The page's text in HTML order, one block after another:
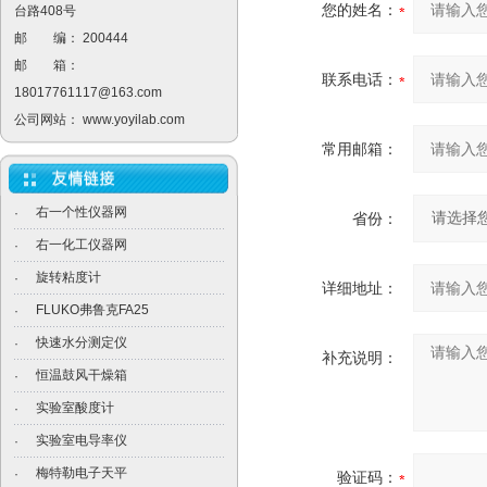
台路408号
邮 编： 200444
邮 箱：
18017761117@163.com
公司网站： www.yoyilab.com
· 右一个性仪器网
· 右一化工仪器网
· 旋转粘度计
· FLUKO弗鲁克FA25
· 快速水分测定仪
· 恒温鼓风干燥箱
· 实验室酸度计
· 实验室电导率仪
· 梅特勒电子天平
您的姓名：
联系电话：
常用邮箱：
省份：
详细地址：
补充说明：
验证码：